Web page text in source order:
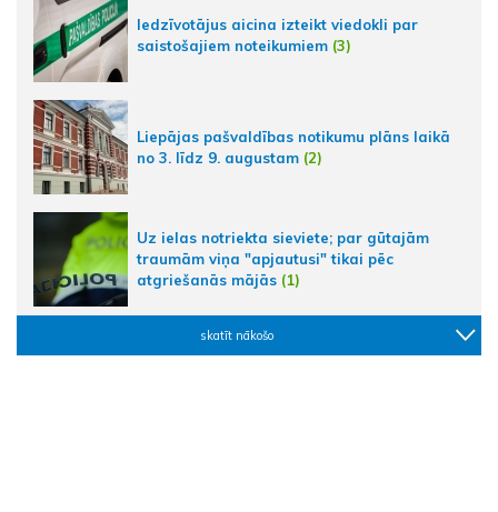
Iedzīvotājus aicina izteikt viedokli par
saistošajiem noteikumiem (3)
Liepājas pašvaldības notikumu plāns laikā
no 3. līdz 9. augustam (2)
Uz ielas notriekta sieviete; par gūtajām
traumām viņa "apjautusi" tikai pēc
atgriešanās mājās (1)
skatīt nākošo